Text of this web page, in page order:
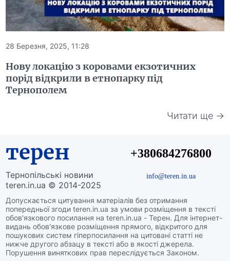
28 Березня, 2025, 11:28
Нову локацію з коровами екзотичних
порід відкрили в етнопарку під
Тернополем
Читати ще →
терен
Тернопільські новини
teren.in.ua © 2014-2025
Допускається цитування матеріалів без отримання
попередньої згоди teren.in.ua за умови розміщення в тексті
обов'язкового посилання на teren.in.ua - Терен. Для інтернет-
видань обов'язкове розміщення прямого, відкритого для
пошукових систем гіперпосилання на цитовані статті не
нижче другого абзацу в тексті або в якості джерела.
Порушення виняткових прав переслідується Законом.
+380684276800
info@teren.in.ua